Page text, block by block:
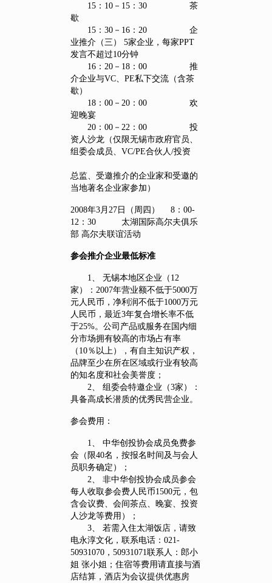
15：10－15：30 茶
歇
15：30－16：20 企
业推介（三） 5家企业，每家PPT
发言不超过10分钟
16：20－18：00 推
介企业与VC、PE私下交流（含茶
歇）
18：00－20：00 欢
迎晚宴
20：00－22：00 投
资人沙龙（仅限无锡市政府官员、
组委会成员、VC/PE合伙人/投资
总监、受邀推介的企业家和受邀的
当地著名企业家参加）
2008年3月27日（周四） 8：00-
12：30 太湖国际高尔夫俱乐
部 高尔夫联谊活动
参会推介企业最低标准
1、 无锡本地区企业（12
家）：2007年营业额不低于5000万
元人民币，净利润不低于1000万元
人民币，最近3年复合增长率不低
于25%。公司产品或服务在国内细
分市场拥有较高的市场占有率
（10％以上），有自主知识产权，
品牌至少在所在区域或行业有较高
的知名度和社会美誉度；
2、 组委会特邀企业（3家）：
具备高成长潜质的优秀民营企业。
参会费用：
1、 中华创投协会成员免费参
会（限40名，按报名时间及与会人
员职务确定）；
2、 非中华创投协会成员参会
每人收取参会费人民币1500元，包
含会议费、会间茶点、晚宴、投资
人沙龙等费用）；
3、 若需入住太湖饭店，请致
电永淳文化，联系电话：021-
50931070，50931071联系人：郎小
姐 张小姐；住宿等费用请直接与酒
店结算，酒店为会议提供优惠房